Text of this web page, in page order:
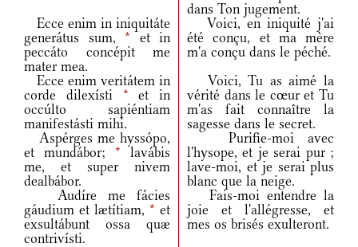
dans Ton jugement.
Ecce enim in iniquitáte
generátus sum, * et in
peccáto concépit me
mater mea.
Voici, en iniquité j'ai
été conçu, et ma mère
m'a conçu dans le péché.
Ecce enim veritátem in
corde dilexísti * et in
occúlto sapiéntiam
manifestásti mihi.
Voici, Tu as aimé la
vérité dans le cœur et Tu
m'as fait connaître la
sagesse dans le secret.
Aspérges me hyssópo,
et mundábor; * lavábis
me, et super nivem
dealbábor.
Purifie-moi avec
l'hysope, et je serai pur ;
lave-moi, et je serai plus
blanc que la neige.
Audíre me fácies
gáudium et lætítiam, * et
exsultábunt ossa quæ
contrivísti.
Fais-moi entendre la
joie et l'allégresse, et
mes os brisés exulteront.